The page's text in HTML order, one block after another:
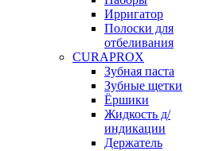
Ирригатор
Полоски для
отбеливания
CURAPROX
Зубная паста
Зубные щетки
Ёршики
Жидкость д/
индикации
Держатель